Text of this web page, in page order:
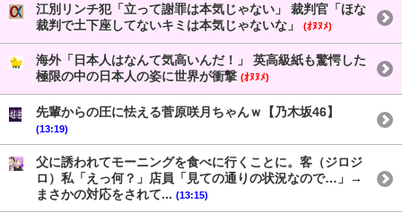
江別リンチ犯「立って謝罪は本気じゃない」 裁判官「ほな
裁判で土下座してないキミは本気じゃないな」
(ｵﾇﾇﾒ)
海外「日本人はなんて気高いんだ！」 英高級紙も驚愕した
極限の中の日本人の姿に世界が衝撃 (ｵﾇﾇﾒ)
先輩からの圧に怯える菅原咲月ちゃんｗ【乃木坂46】
(13:19)
父に誘われてモーニングを食べに行くことに。客（ジロジ
ロ）私「えっ何？」店員「見ての通りの状況なので…」→
まさかの対応をされて... (13:15)